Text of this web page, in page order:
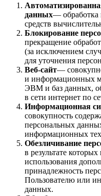
данных—
средств
Блокирование
прекращение
(за исключением
для уточнения
Веб-сайт—
и информационных
ЭВМ и баз данных,
в сети интернет по
Информационная
совокупность
персональных
информационных
Обезличивание
в результате
использования
принадлежность
Пользователю или
данных.